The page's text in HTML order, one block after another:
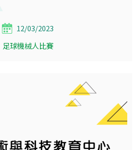
12/03/2023
足球機械人比賽